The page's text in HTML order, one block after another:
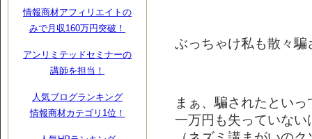
ぶっちゃけ私も散々
まぁ、騙されたといっ
一万円も失っていない
情報商材アフィリエイトの
みで月収160万円突破！
アンリミテッドセミナーの
講師を担当！
人気ブログランキング
情報商材カテゴリ1位！